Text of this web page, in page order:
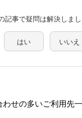
記事で疑問は解決しま
はい いいえ
わせの多いご利用先